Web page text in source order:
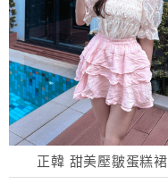
正韓 甜美壓皺蛋糕裙